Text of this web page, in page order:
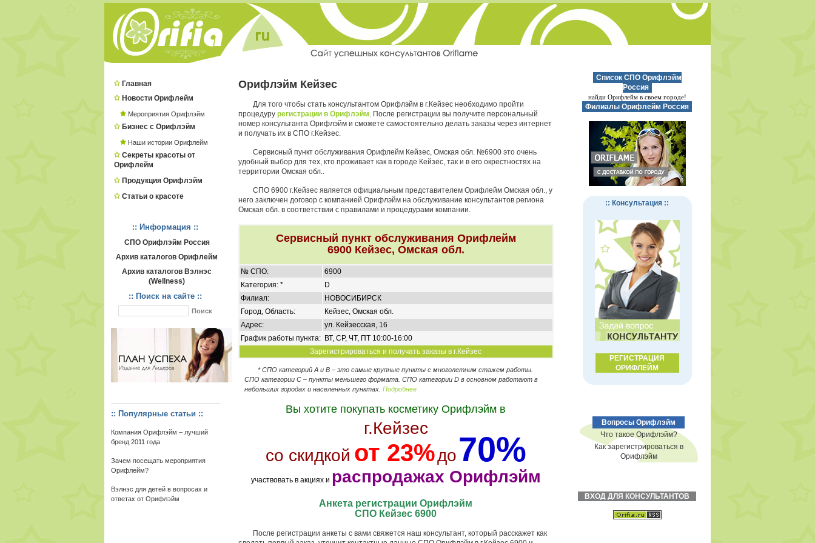
Главная
Новости Орифлейм
Мероприятия Орифлэйм
Бизнес с Орифлэйм
Наши истории Орифлейм
Секреты красоты от
Орифлейм
Продукция Орифлэйм
Статьи о красоте
:: Информация ::
СПО Орифлэйм Россия
Архив каталогов Орифлейм
Архив каталогов Вэлнэс
(Wellness)
:: Поиск на сайте ::
:: Популярные статьи ::
Компания Орифлэйм – лучший
бренд 2011 года
Зачем посещать мероприятия
Орифлейм?
Вэлнэс для детей в вопросах и
ответах от Орифлэйм
Орифлэйм Кейзес
Для того чтобы стать консультантом Орифлэйм в г.Кейзес необходимо пройти
процедуру регистрации в Орифлэйм. После регистрации вы получите персональный
номер консультанта Орифлэйм и сможете самостоятельно делать заказы через интернет
и получать их в СПО г.Кейзес.
Сервисный пункт обслуживания Орифлейм Кейзес, Омская обл. №6900 это очень
удобный выбор для тех, кто проживает как в городе Кейзес, так и в его окрестностях на
территории Омская обл..
СПО 6900 г.Кейзес является официальным представителем Орифлейм Омская обл., у
него заключен договор с компанией Орифлэйм на обслуживание консультантов региона
Омская обл. в соответствии с правилами и процедурами компании.
Сервисный пункт обслуживания Орифлейм
6900 Кейзес, Омская обл.
№ СПО:
6900
Категория: *
D
Филиал:
НОВОСИБИРСК
Город, Область:
Кейзес, Омская обл.
Адрес:
ул. Кейзесская, 16
График работы пункта: ВТ, СР, ЧТ, ПТ 10:00-16:00
Зарегистрироваться и получать заказы в г.Кейзес
* СПО категорий А и В – это самые крупные пункты с многолетним стажем работы.
СПО категории C – пункты меньшего формата. СПО категории D в основном работают в
небольших городах и населенных пунктах. Подробнее
Вы хотите покупать косметику Орифлэйм в
г.Кейзес
со скидкой от 23%до70%
участвовать в акциях и распродажах Орифлэйм
Анкета регистрации Орифлэйм
СПО Кейзес 6900
После регистрации анкеты с вами свяжется наш консультант, который расскажет как
Список СПО Орифлэйм
Россия
найди Орифлейм в своем городе!
Филиалы Орифлейм Россия
:: Консультация ::
РЕГИСТРАЦИЯ
ОРИФЛЕЙМ
Вопросы Орифлэйм
Что такое Орифлэйм?
Как зарегистрироваться в
Орифлэйм
ВХОД ДЛЯ КОНСУЛЬТАНТОВ